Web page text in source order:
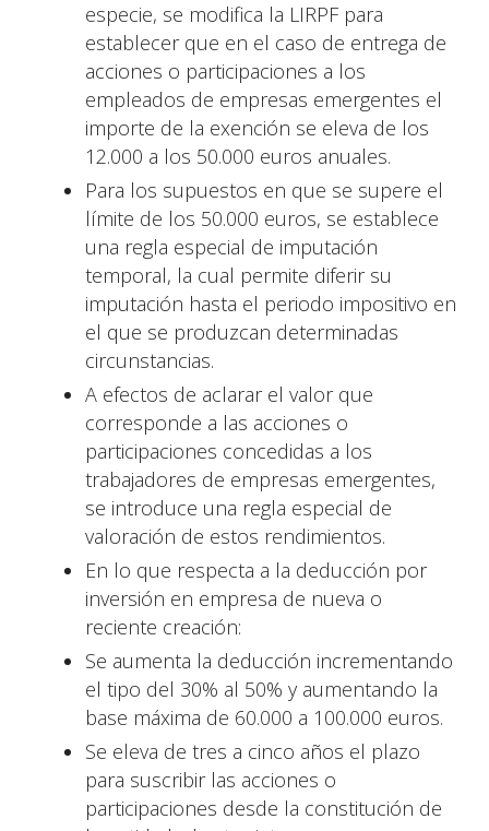
especie, se modifica la LIRPF para
establecer que en el caso de entrega de
acciones o participaciones a los
empleados de empresas emergentes el
importe de la exención se eleva de los
12.000 a los 50.000 euros anuales.
Para los supuestos en que se supere el
límite de los 50.000 euros, se establece
una regla especial de imputación
temporal, la cual permite diferir su
imputación hasta el periodo impositivo en
el que se produzcan determinadas
circunstancias.
A efectos de aclarar el valor que
corresponde a las acciones o
participaciones concedidas a los
trabajadores de empresas emergentes,
se introduce una regla especial de
valoración de estos rendimientos.
En lo que respecta a la deducción por
inversión en empresa de nueva o
reciente creación:
Se aumenta la deducción incrementando
el tipo del 30% al 50% y aumentando la
base máxima de 60.000 a 100.000 euros.
Se eleva de tres a cinco años el plazo
para suscribir las acciones o
participaciones desde la constitución de